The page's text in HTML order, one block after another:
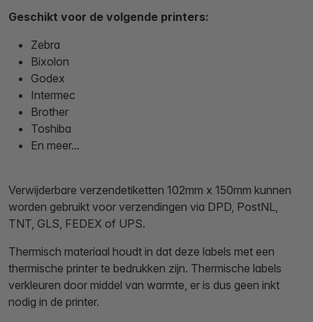
Geschikt voor de volgende printers:
Zebra
Bixolon
Godex
Intermec
Brother
Toshiba
En meer...
Verwijderbare verzendetiketten 102mm x 150mm kunnen
worden gebruikt voor verzendingen via DPD, PostNL,
TNT, GLS, FEDEX of UPS.
Thermisch materiaal houdt in dat deze labels met een
thermische printer te bedrukken zijn. Thermische labels
verkleuren door middel van warmte, er is dus geen inkt
nodig in de printer.